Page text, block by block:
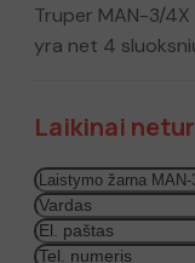
Truper MAN-3/
yra net 4
Laikinai